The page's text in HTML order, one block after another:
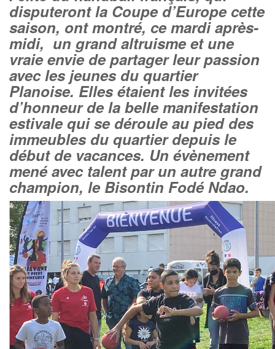
disputeront la Coupe d’Europe cette
saison, ont montré, ce mardi après-
midi, un grand altruisme et une
vraie envie de partager leur passion
avec les jeunes du quartier
Planoise. Elles étaient les invitées
d’honneur de la belle manifestation
estivale qui se déroule au pied des
immeubles du quartier depuis le
début de vacances. Un évènement
mené avec talent par un autre grand
champion, le Bisontin Fodé Ndao.